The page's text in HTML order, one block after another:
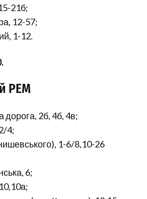
21б;
12-57;
1-12.
РЕМ
2б, 4б, 4в;
4;
1-6/8,10-26
6;